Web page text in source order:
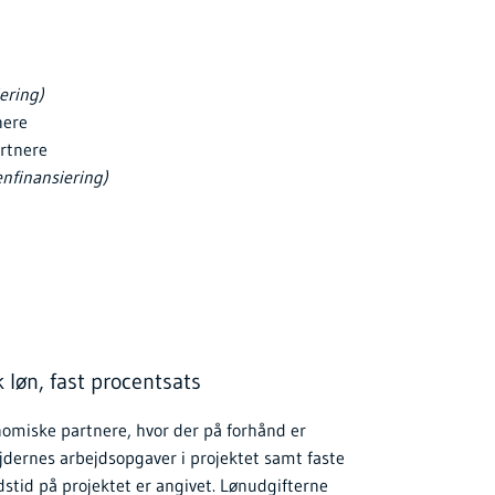
løn, fast procentsats
partnere, hvor der på forhånd er
arbejdsopgaver i projektet samt faste
på projektet er angivet. Lønudgifterne